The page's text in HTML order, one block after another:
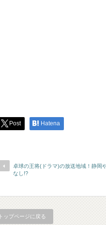
Post Hatena
卓球の王将(ドラマ)の放送地域！静岡
なし!?
トップページに戻る